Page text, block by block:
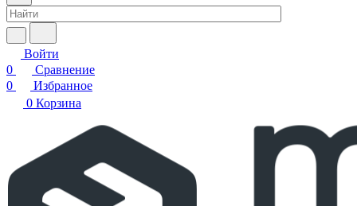
Войти
0
Сравнение
0
Избранное
0 Корзина